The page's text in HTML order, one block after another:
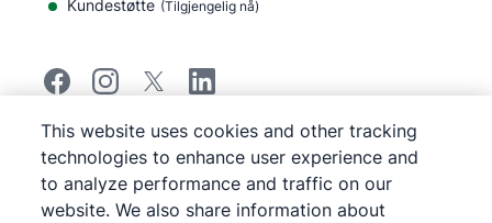
Kundestøtte (Tilgjengelig nå)
©2026Pipedrive
Pipedrive
Vilkår for bruk
Pipedrive
Personvernerklæring
Kart over nettstedet
This website uses cookies and other tracking
technologies to enhance user experience and
to analyze performance and traffic on our
website. We also share information about